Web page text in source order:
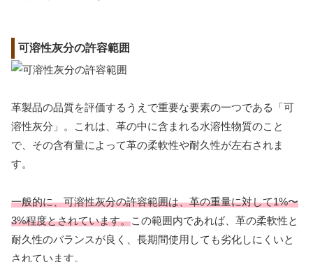
可溶性灰分の許容範囲
革製品の品質を評価するうえで重要な要素の一つである「可
溶性灰分」。これは、革の中に含まれる水溶性物質のこと
で、その含有量によって革の柔軟性や耐久性が左右されま
す。
一般的に、可溶性灰分の許容範囲は、革の重量に対して1%〜
3%程度とされています。この範囲内であれば、革の柔軟性と
耐久性のバランスが良く、長期間使用しても劣化しにくいと
されています。